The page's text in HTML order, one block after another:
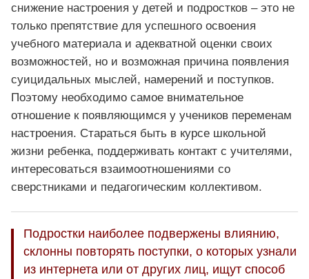
снижение настроения у детей и подростков – это не
только препятствие для успешного освоения
учебного материала и адекватной оценки своих
возможностей, но и возможная причина появления
суицидальных мыслей, намерений и поступков.
Поэтому необходимо самое внимательное
отношение к появляющимся у учеников переменам
настроения. Стараться быть в курсе школьной
жизни ребенка, поддерживать контакт с учителями,
интересоваться взаимоотношениями со
сверстниками и педагогическим коллективом.
Подростки наиболее подвержены влиянию,
склонны повторять поступки, о которых узнали
из интернета или от других лиц, ищут способ